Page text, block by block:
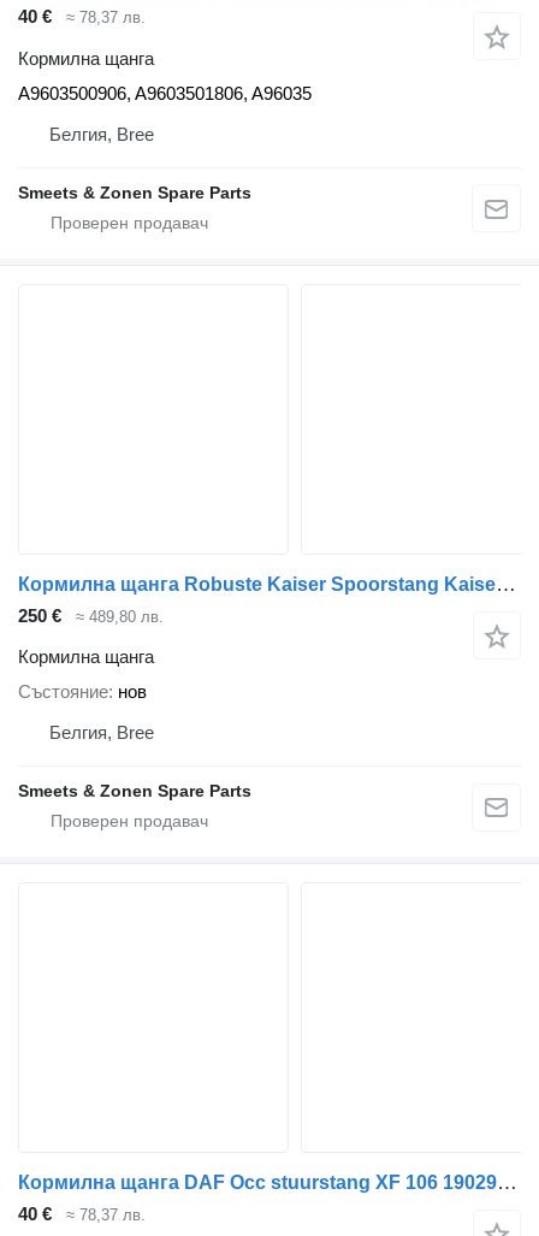
40 € ≈ 78,37 лв.
Кормилна щанга
A9603500906, A9603501806, A96035
Белгия, Bree
Smeets & Zonen Spare Parts
Кормилна щанга Robuste Kaiser Spoorstang Kaiser center-center 350mm за камион
250 € ≈ 489,80 лв.
Кормилна щанга
Състояние нов
Белгия, Bree
Smeets & Zonen Spare Parts
Кормилна щанга DAF Occ stuurstang XF 106 1902942 за камион
40 € ≈ 78,37 лв.